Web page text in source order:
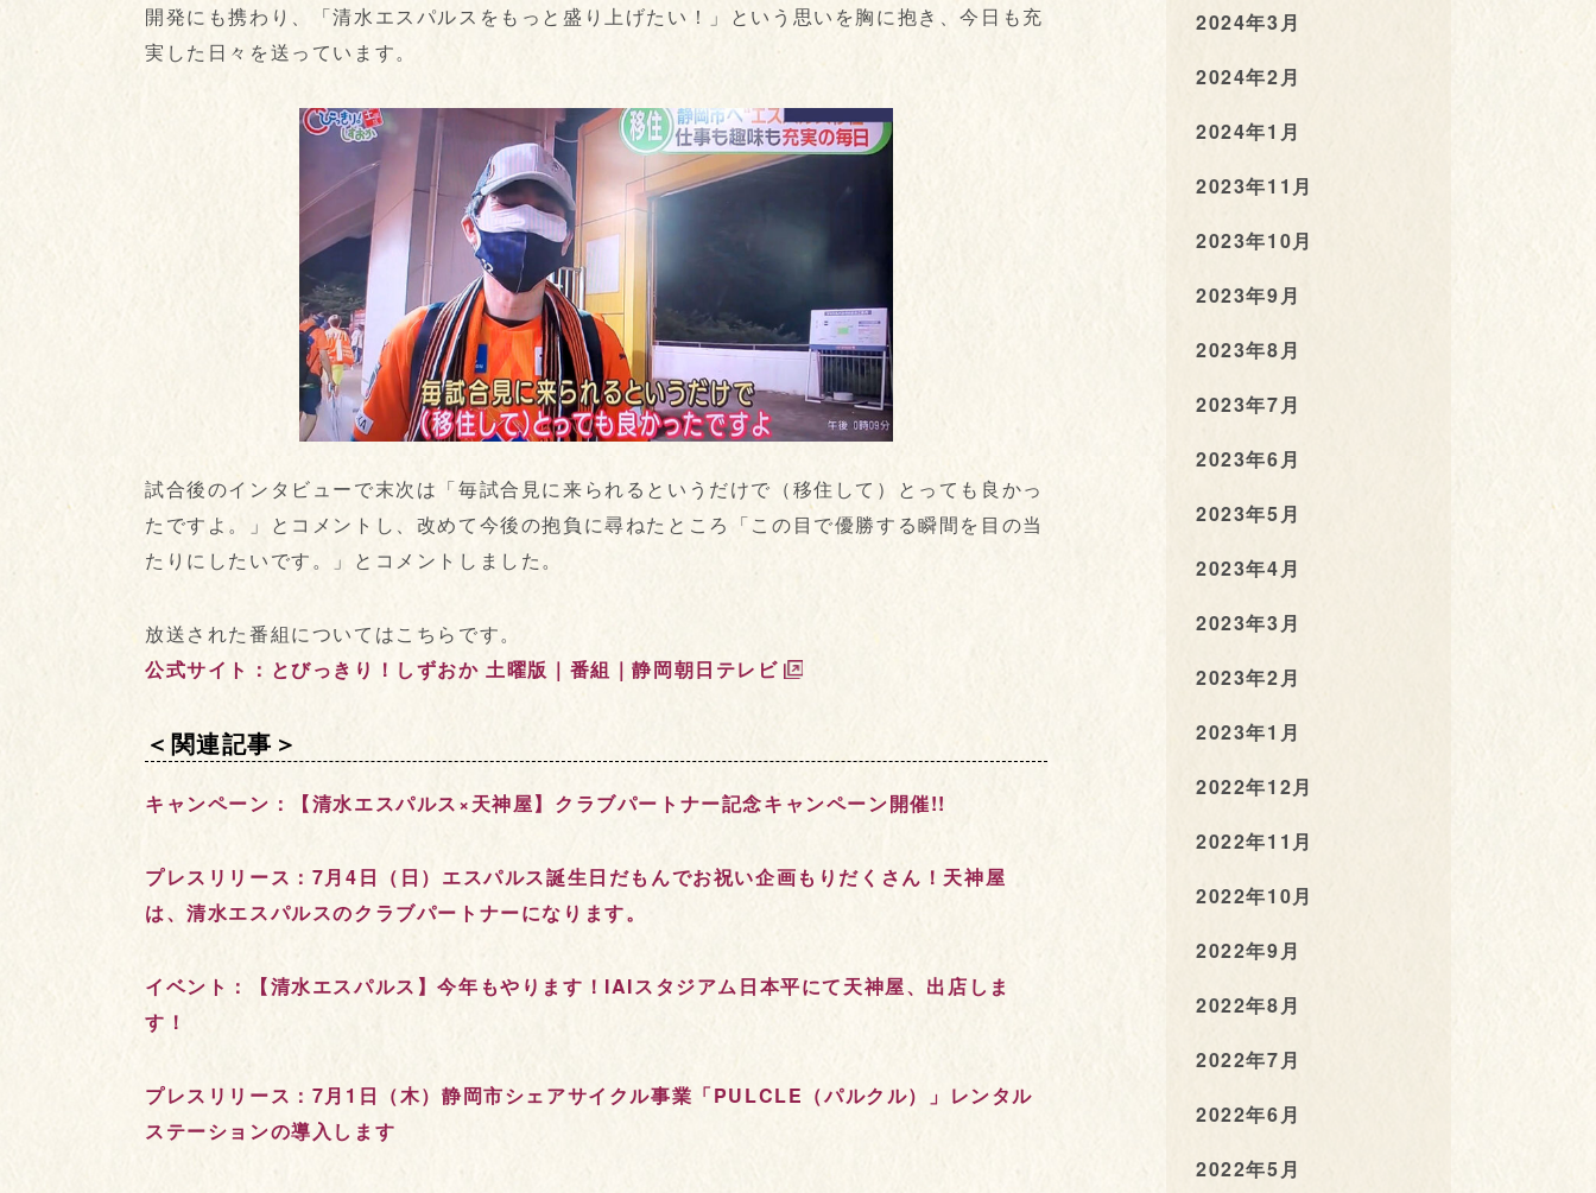
開発にも携わり、「清水エスパルスをもっと盛り上げたい！」という思いを胸に抱き、今日も充
実した日々を送っています。
試合後のインタビューで末次は「毎試合見に来られるというだけで（移住して）とっても良かっ
たですよ。」とコメントし、改めて今後の抱負に尋ねたところ「この目で優勝する瞬間を目の当
たりにしたいです。」とコメントしました。
放送された番組についてはこちらです。
公式サイト：とびっきり！しずおか 土曜版｜番組｜静岡朝日テレビ
＜関連記事＞
キャンペーン：【清水エスパルス×天神屋】クラブパートナー記念キャンペーン開催!!
プレスリリース：7月4日（日）エスパルス誕生日だもんでお祝い企画もりだくさん！天神屋
は、清水エスパルスのクラブパートナーになります。
イベント：【清水エスパルス】今年もやります！IAIスタジアム日本平にて天神屋、出店しま
す！
プレスリリース：7月1日（木）静岡市シェアサイクル事業「PULCLE（パルクル）」レンタル
ステーションの導入します
2024年3月
2024年2月
2024年1月
2023年11月
2023年10月
2023年9月
2023年8月
2023年7月
2023年6月
2023年5月
2023年4月
2023年3月
2023年2月
2023年1月
2022年12月
2022年11月
2022年10月
2022年9月
2022年8月
2022年7月
2022年6月
2022年5月